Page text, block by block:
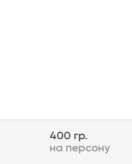
400 гр.
на персону